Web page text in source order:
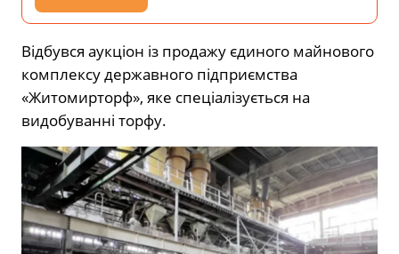
Відбувся аукціон із продажу єдиного майнового
комплексу державного підприємства
«Житомирторф», яке спеціалізується на
видобуванні торфу.